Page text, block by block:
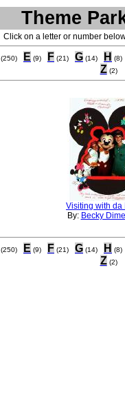
Theme
Click on a letter or number
(250) E (9) F (21) G (14) H (8)
Z (2)
Visiting with da
By: Becky
(250) E (9) F (21) G (14) H (8)
Z (2)